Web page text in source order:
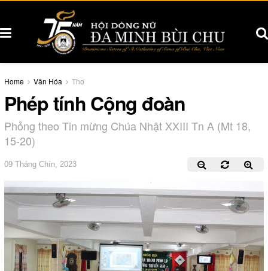
Home Văn Hóa Thơ
Phép tính Cộng đoàn
Phỏng theo Tin mừng Chúa Nhật XXIII Tn A (Mt 18,
15-20)
09 Tháng Chín, 2023